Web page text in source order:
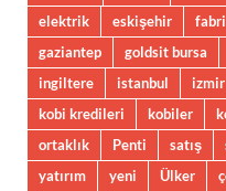
elektrik
eskişehir
gaziantep
goldsit bursa
ingiltere
istanbul izmir
kobi kredileri
kobiler
ortaklık
Penti satış
yatırım
yeni Ülker